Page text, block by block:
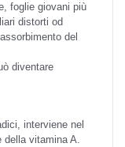
foglie giovani più
distorti od
del
diventare
interviene nel
della vitamina A.